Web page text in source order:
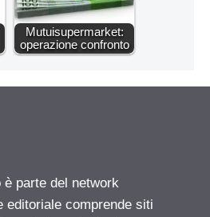
Mutuisupermarket:
operazione confronto
è parte del network
editoriale comprende siti